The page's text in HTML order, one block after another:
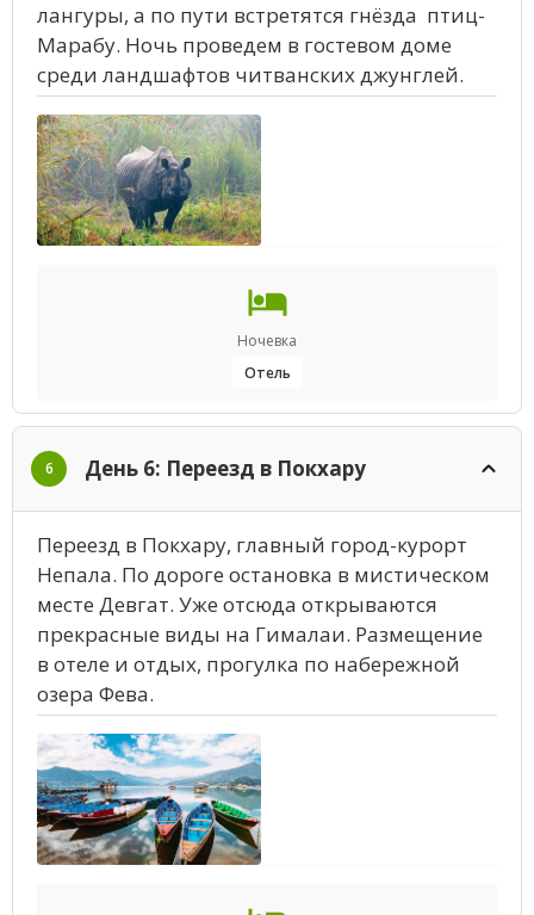
лангуры, а по пути встретятся гнёзда птиц-
Марабу. Ночь проведем в гостевом доме
среди ландшафтов читванских джунглей.
Ночевка
Отель
6 День 6: Переезд в Покхару
Переезд в Покхару, главный город-курорт
Непала. По дороге остановка в мистическом
месте Девгат. Уже отсюда открываются
прекрасные виды на Гималаи. Размещение
в отеле и отдых, прогулка по набережной
озера Фева.